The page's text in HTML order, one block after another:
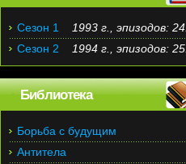
Сезон 1
1993 г., эпизодов: 24.
Сезон 2
1994 г., эпизодов: 25.
Библиотека
Борьба с будущим
Антитела